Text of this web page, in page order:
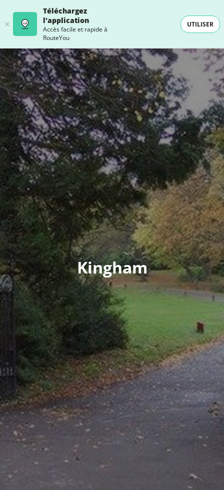
Téléchargez
l'application
Accès facile et rapide à
RouteYou
UTILISER
Kingham